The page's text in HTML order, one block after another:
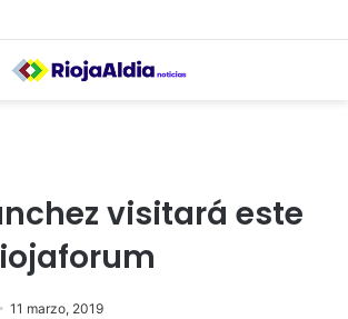
visitará este
11 marzo, 2019